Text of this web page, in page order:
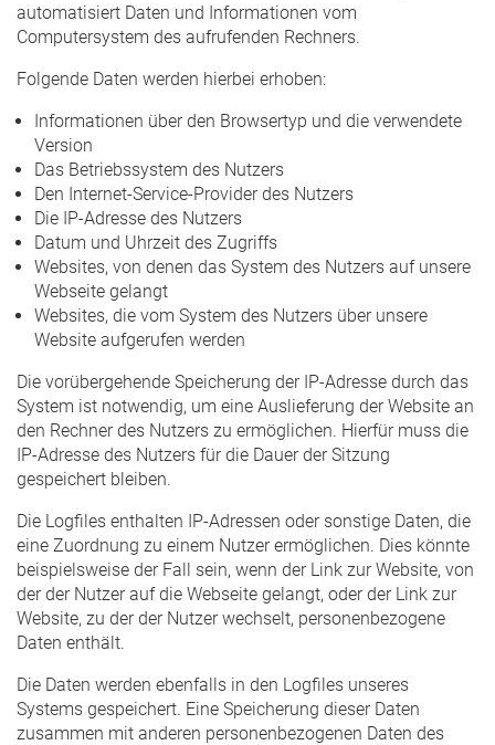
automatisiert Daten und Informationen vom
Computersystem des aufrufenden Rechners.
Folgende Daten werden hierbei erhoben:
Informationen über den Browsertyp und die verwendete
Version
Das Betriebssystem des Nutzers
Den Internet-Service-Provider des Nutzers
Die IP-Adresse des Nutzers
Datum und Uhrzeit des Zugriffs
Websites, von denen das System des Nutzers auf unsere
Webseite gelangt
Websites, die vom System des Nutzers über unsere
Website aufgerufen werden
Die vorübergehende Speicherung der IP-Adresse durch das
System ist notwendig, um eine Auslieferung der Website an
den Rechner des Nutzers zu ermöglichen. Hierfür muss die
IP-Adresse des Nutzers für die Dauer der Sitzung
gespeichert bleiben.
Die Logfiles enthalten IP-Adressen oder sonstige Daten, die
eine Zuordnung zu einem Nutzer ermöglichen. Dies könnte
beispielsweise der Fall sein, wenn der Link zur Website, von
der der Nutzer auf die Webseite gelangt, oder der Link zur
Website, zu der der Nutzer wechselt, personenbezogene
Daten enthält.
Die Daten werden ebenfalls in den Logfiles unseres
Systems gespeichert. Eine Speicherung dieser Daten
zusammen mit anderen personenbezogenen Daten des